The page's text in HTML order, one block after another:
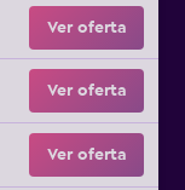
Ver oferta
Ver oferta
Ver oferta